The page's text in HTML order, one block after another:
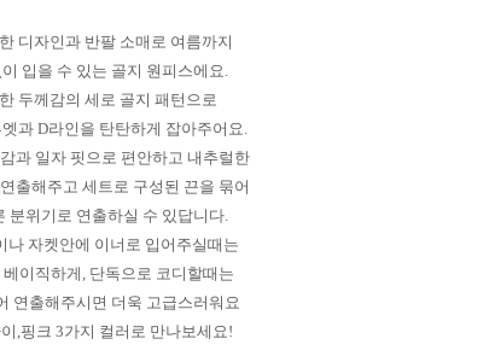
디자인과 반팔 소매로 여름까지
입을 수 있는 골지 원피스에요.
두께감의 세로 골지 패턴으로
과 D라인을 탄탄하게 잡아주어요.
과 일자 핏으로 편안하고 내추럴한
출해주고 세트로 구성된 끈을 묶어
분위기로 연출하실 수 있답니다.
나 자켓안에 이너로 입어주실때는
베이직하게, 단독으로 코디할때는
연출해주시면 더욱 고급스러워요
,핑크 3가지 컬러로 만나보세요!